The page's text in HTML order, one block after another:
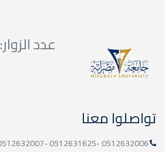
عدد الزوار: 1,119,888
تواصلوا معنا
0512632006 -0512631625 -0512632007